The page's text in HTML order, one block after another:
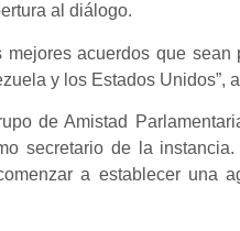
al diálogo.
mejores acuerdos que
y los Estados Unidos”,
de Amistad
secretario de la
a establecer una